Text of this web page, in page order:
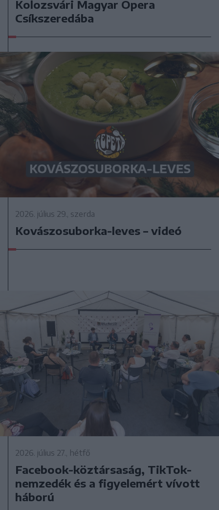
Kolozsvári Magyar Opera
Csíkszeredába
2026. július 29., szerda
Kovászosuborka-leves – videó
2026. július 27., hétfő
Facebook-köztársaság, TikTok-
nemzedék és a figyelemért vívott
háború